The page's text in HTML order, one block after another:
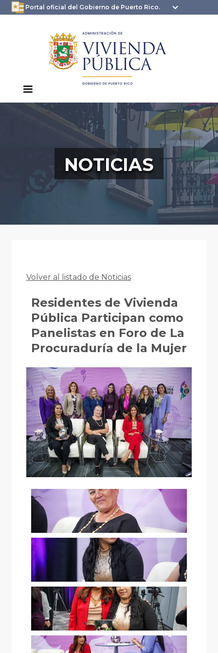
Portal oficial del Gobierno de Puerto Rico.
oficial.pr.gov
seguros .pr.gov usan
HTTPS
NOTICIAS
Volver al listado de Noticias
Residentes de Vivienda
Pública Participan como
Panelistas en Foro de La
Procuraduría de la Mujer